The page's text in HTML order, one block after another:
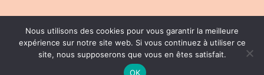
© 2026 | Conception : Pommier Franck WD
| Tous droits réservés |CGV|Mentions
Nous utilisons des cookies pour vous garantir la meilleure
expérience sur notre site web. Si vous continuez à utiliser ce
site, nous supposerons que vous en êtes satisfait.
OK